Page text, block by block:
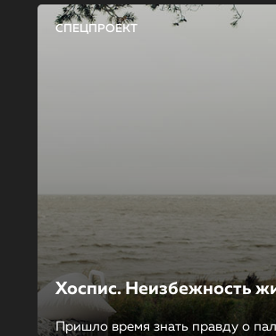
СПЕЦПРОЕКТ
Хоспис. Неизбежность
Пришло время знать правду о